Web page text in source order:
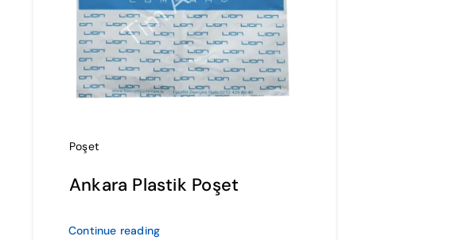
Poşet
Ankara Plastik Poşet
Continue reading